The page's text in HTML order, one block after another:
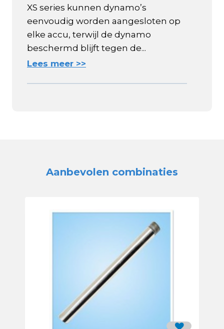
XS series kunnen dynamo’s
eenvoudig worden aangesloten op
elke accu, terwijl de dynamo
beschermd blijft tegen de...
Lees meer >>
Aanbevolen combinaties